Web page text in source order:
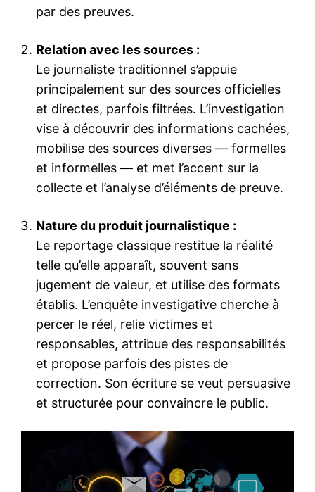
par des preuves.
Relation avec les sources :
Le journaliste traditionnel s’appuie
principalement sur des sources officielles
et directes, parfois filtrées. L’investigation
vise à découvrir des informations cachées,
mobilise des sources diverses — formelles
et informelles — et met l’accent sur la
collecte et l’analyse d’éléments de preuve.
Nature du produit journalistique :
Le reportage classique restitue la réalité
telle qu’elle apparaît, souvent sans
jugement de valeur, et utilise des formats
établis. L’enquête investigative cherche à
percer le réel, relie victimes et
responsables, attribue des responsabilités
et propose parfois des pistes de
correction. Son écriture se veut persuasive
et structurée pour convaincre le public.